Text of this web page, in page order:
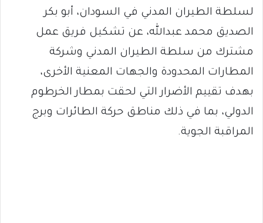
لسلطة الطيران المدني في السودان، أبو بكر
الصديق محمد عبدالله، عن تشكيل فريق عمل
مشترك من سلطة الطيران المدني وشركة
المطارات المحدودة والجهات المعنية الأخرى،
بهدف تقييم الأضرار التي لحقت بمطار الخرطوم
الدولي، بما في ذلك مناطق حركة الطائرات وبرج
المراقبة الجوية.